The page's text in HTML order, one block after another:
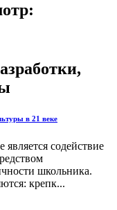
в 21 веке
содействие
школьника.
крепк...